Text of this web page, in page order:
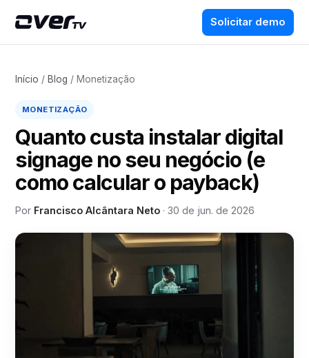
Solicitar demo
Início / Blog / Monetização
MONETIZAÇÃO
Quanto custa instalar digital
signage no seu negócio (e
como calcular o payback)
Por Francisco Alcântara Neto · 30 de jun. de 2026